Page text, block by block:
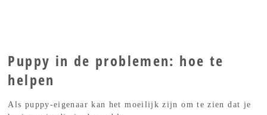
Puppy in de problemen: hoe te
helpen
Als puppy-eigenaar kan het moeilijk zijn om te zien dat je